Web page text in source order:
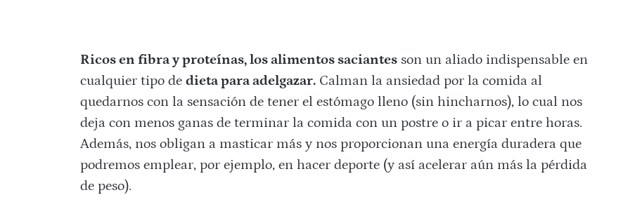
Ricos en fibra y proteínas, los alimentos saciantesson un aliado indispensable en
cualquier tipo de dieta para adelgazar.Calman la ansiedad por la comida al
quedarnos con la sensación de tener el estómago lleno (sin hincharnos), lo cual nos
deja con menos ganas de terminar la comida con un postre o ir a picar entre horas.
Además, nos obligan a masticar más y nos proporcionan una energía duradera que
podremos emplear, por ejemplo, en hacer deporte (y así acelerar aún más la pérdida
de peso).